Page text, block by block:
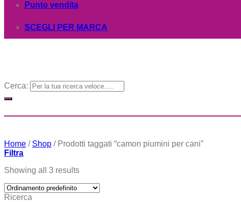
Punto vendita
SCEGLI PER MARCA
Cerca:
Home / Shop /Prodotti taggati “camon piumini per cani”
Filtra
Showing all 3 results
Ricerca